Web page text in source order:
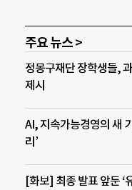
주요 뉴스 >
정몽구재단 장학생들,
제시
AI, 지속가능경영의 새
리’
[화보] 최종 발표 앞둔 ‘